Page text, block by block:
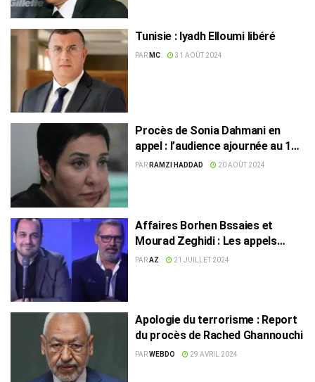
Tunisie : Iyadh Elloumi libéré
PAR MC 31 AOÛT 2024
Procès de Sonia Dahmani en
appel : l’audience ajournée au 10
septembre
PAR RAMZI HADDAD 20 AOÛT 2024
Affaires Borhen Bssaies et
Mourad Zeghidi : Les appels
examinés le 30 juillet
PARAZ 21 JUILLET 2024
Apologie du terrorisme : Report
du procès de Rached Ghannouchi
PARWEBDO 29 AVRIL 2024